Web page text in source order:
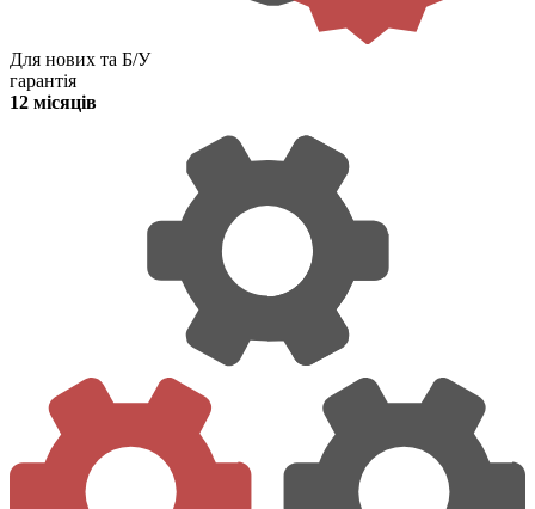
Для нових та Б/У
гарантія
12 місяців